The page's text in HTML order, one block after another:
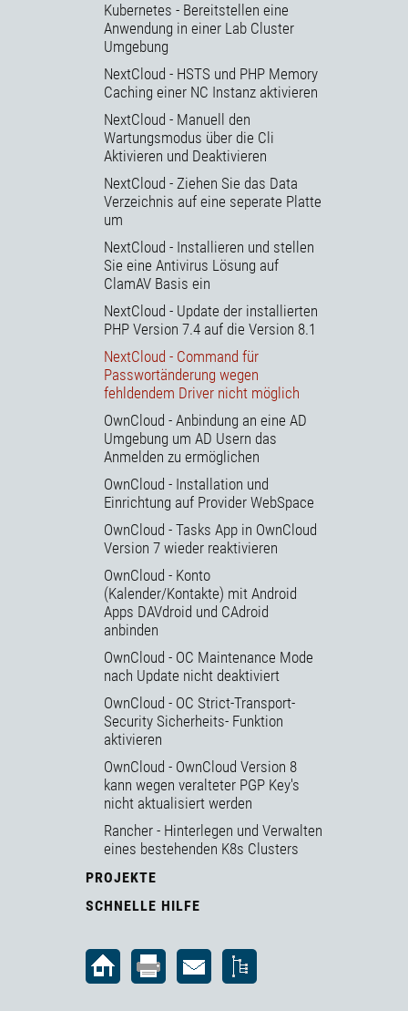
Kubernetes - Bereitstellen eine
Anwendung in einer Lab Cluster
Umgebung
NextCloud - HSTS und PHP Memory
Caching einer NC Instanz aktivieren
NextCloud - Manuell den
Wartungsmodus über die Cli
Aktivieren und Deaktivieren
NextCloud - Ziehen Sie das Data
Verzeichnis auf eine seperate Platte
um
NextCloud - Installieren und stellen
Sie eine Antivirus Lösung auf
ClamAV Basis ein
NextCloud - Update der installierten
PHP Version 7.4 auf die Version 8.1
NextCloud - Command für
Passwortänderung wegen
fehldendem Driver nicht möglich
OwnCloud - Anbindung an eine AD
Umgebung um AD Usern das
Anmelden zu ermöglichen
OwnCloud - Installation und
Einrichtung auf Provider WebSpace
OwnCloud - Tasks App in OwnCloud
Version 7 wieder reaktivieren
OwnCloud - Konto
(Kalender/Kontakte) mit Android
Apps DAVdroid und CAdroid
anbinden
OwnCloud - OC Maintenance Mode
nach Update nicht deaktiviert
OwnCloud - OC Strict-Transport-
Security Sicherheits- Funktion
aktivieren
OwnCloud - OwnCloud Version 8
kann wegen veralteter PGP Key's
nicht aktualisiert werden
Rancher - Hinterlegen und Verwalten
eines bestehenden K8s Clusters
PROJEKTE
SCHNELLE HILFE